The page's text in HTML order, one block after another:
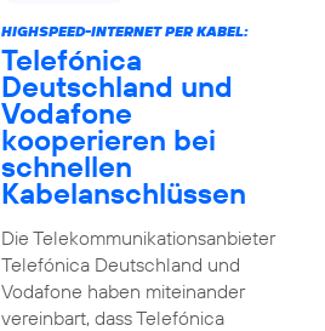
HIGHSPEED-INTERNET PER KABEL:
Telefónica
Deutschland und
Vodafone
kooperieren bei
schnellen
Kabelanschlüssen
Die Telekommunikationsanbieter
Telefónica Deutschland und
Vodafone haben miteinander
vereinbart, dass Telefónica